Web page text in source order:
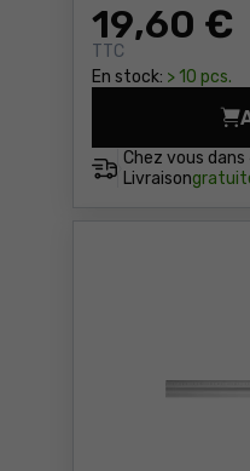
19,60 €
TTC
En stock: > 10 pcs.
Chez vous dans
Livraison